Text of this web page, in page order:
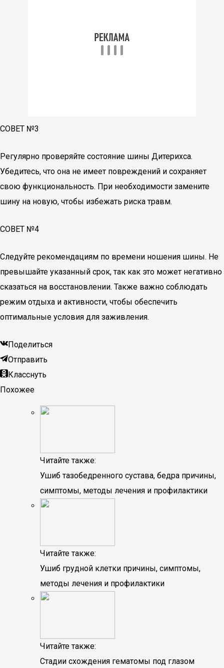
СОВЕТ №3
Регулярно проверяйте состояние шины Дитерихса.
Убедитесь, что она не имеет повреждений и сохраняет
свою функциональность. При необходимости замените
шину на новую, чтобы избежать риска травм.
СОВЕТ №4
Следуйте рекомендациям по времени ношения шины. Не
превышайте указанный срок, так как это может негативно
сказаться на восстановлении. Также важно соблюдать
режим отдыха и активности, чтобы обеспечить
оптимальные условия для заживления.
Поделиться
Отправить
Класснуть
Похожее
Читайте также:
Ушиб тазобедренного сустава, бедра причины,
симптомы, методы лечения и профилактики
Читайте также:
Ушиб грудной клетки причины, симптомы,
методы лечения и профилактики
Читайте также:
Стадии схождения гематомы под глазом